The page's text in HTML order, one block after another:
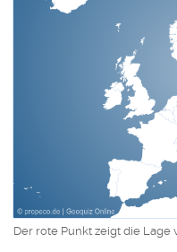
Der rote Punkt zeigt die